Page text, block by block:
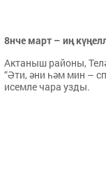
8нче март – иң
Актаныш районы,
“Әти, әни һәм мин –
исемле чара узды.